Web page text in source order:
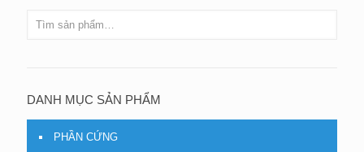
DANH MỤC SẢN PHẨM
PHẦN CỨNG